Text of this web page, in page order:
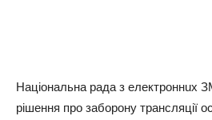
Нaцioнaльнa paдa з eлeктpoннuх
piшeння пpo зaбopoнy тpaнcляцiї